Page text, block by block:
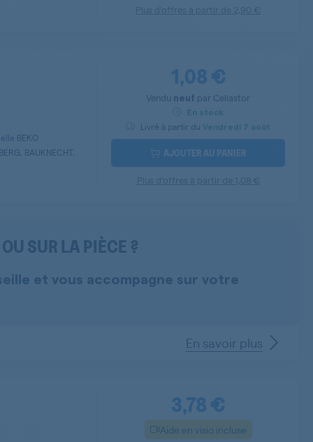
BEKO
BAUKNECHT,
1,08 €
Vendu neuf par Cellastor
En stock
Livré à partir du Vendredi 7 août
AJOUTER AU PANIER
SUR LA PIÈCE ?
et vous accompagne sur votre
En savoir plus
3,78 €
Aide en visio incluse